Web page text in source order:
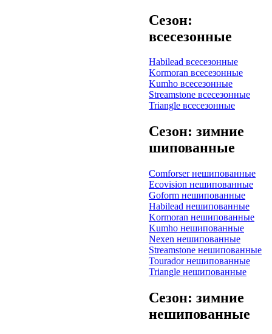
Сезон:
всесезонные
Habilead всесезонные
Kormoran всесезонные
Kumho всесезонные
Streamstone всесезонные
Triangle всесезонные
Сезон: зимние
шипованные
Comforser нешипованные
Ecovision нешипованные
Goform нешипованные
Habilead нешипованные
Kormoran нешипованные
Kumho нешипованные
Nexen нешипованные
Streamstone нешипованные
Tourador нешипованные
Triangle нешипованные
Сезон: зимние
нешипованные